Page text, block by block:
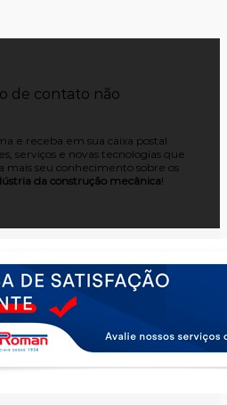
de contato não
e receba em sua caixa postal
serviços e novas tecnologias que
mais seu conhecimento sobre os
da construção mecânica!